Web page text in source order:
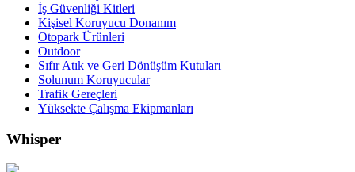
İş Güvenliği Kitleri
Kişisel Koruyucu Donanım
Otopark Ürünleri
Outdoor
Sıfır Atık ve Geri Dönüşüm Kutuları
Solunum Koruyucular
Trafik Gereçleri
Yüksekte Çalışma Ekipmanları
Whisper